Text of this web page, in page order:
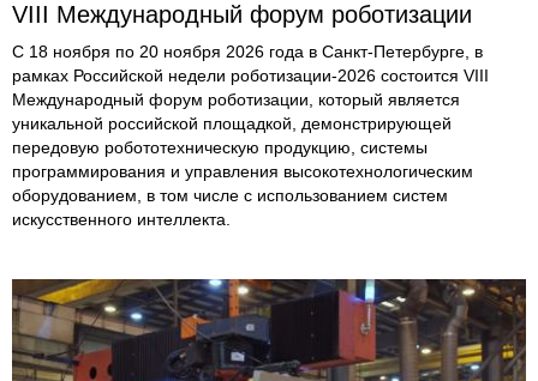
VIII Международный форум роботизации
С 18 ноября по 20 ноября 2026 года в Санкт-Петербурге, в
рамках Российской недели роботизации-2026 состоится VIII
Международный форум роботизации, который является
уникальной российской площадкой, демонстрирующей
передовую робототехническую продукцию, системы
программирования и управления высокотехнологическим
оборудованием, в том числе с использованием систем
искусственного интеллекта.